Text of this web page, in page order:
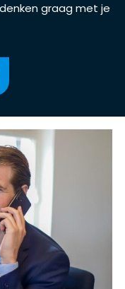
graag met je